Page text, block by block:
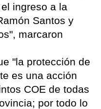
ingreso a la
Santos y
marcaron
"la protección de
es una acción
COE de todas
por todo lo